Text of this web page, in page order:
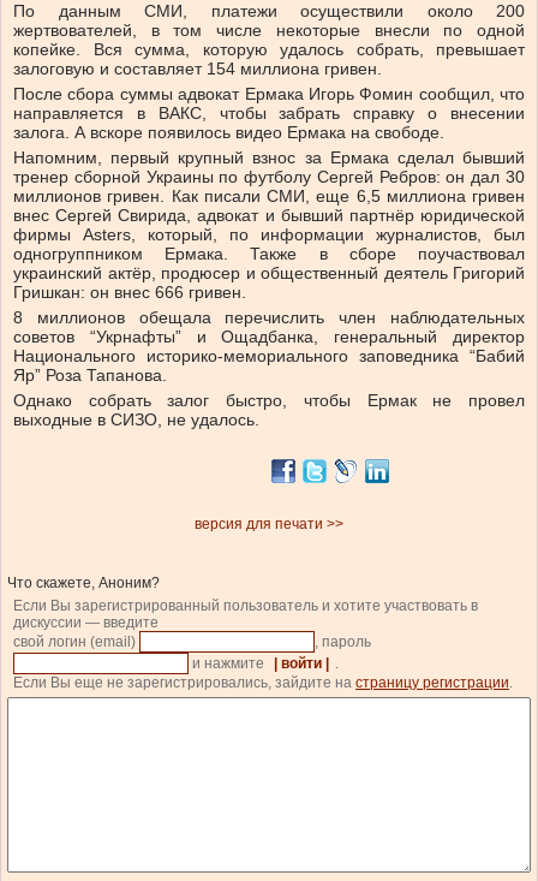
По данным СМИ, платежи осуществили около 200
жертвователей, в том числе некоторые внесли по одной
копейке. Вся сумма, которую удалось собрать, превышает
залоговую и составляет 154 миллиона гривен.
После сбора суммы адвокат Ермака Игорь Фомин сообщил, что
направляется в ВАКС, чтобы забрать справку о внесении
залога. А вскоре появилось видео Ермака на свободе.
Напомним, первый крупный взнос за Ермака сделал бывший
тренер сборной Украины по футболу Сергей Ребров: он дал 30
миллионов гривен. Как писали СМИ, еще 6,5 миллиона гривен
внес Сергей Свирида, адвокат и бывший партнёр юридической
фирмы Asters, который, по информации журналистов, был
одногруппником Ермака. Также в сборе поучаствовал
украинский актёр, продюсер и общественный деятель Григорий
Гришкан: он внес 666 гривен.
8 миллионов обещала перечислить член наблюдательных
советов “Укрнафты” и Ощадбанка, генеральный директор
Национального историко-мемориального заповедника “Бабий
Яр” Роза Тапанова.
Однако собрать залог быстро, чтобы Ермак не провел
выходные в СИЗО, не удалось.
версия для печати >>
Что скажете, Аноним?
Если Вы зарегистрированный пользователь и хотите участвовать в
дискуссии — введите
свой логин (email)
, пароль
и нажмите
| войти |
.
Если Вы еще не зарегистрировались, зайдите на страницу регистрации.